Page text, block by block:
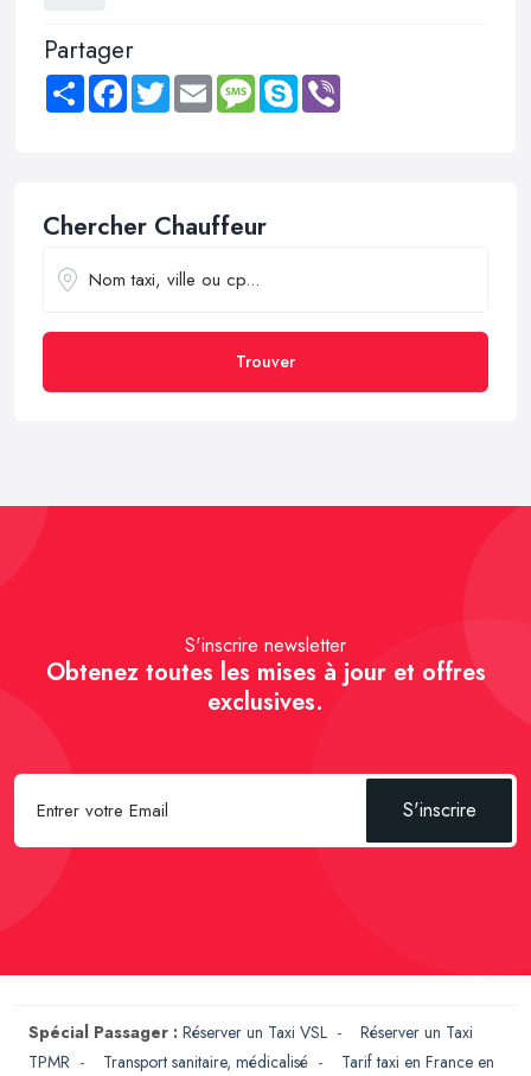
Partager
Share FacebookTwitter Email MessageSkype
Chercher Chauffeur
Trouver
S'inscrire newsletter
Obtenez toutes les mises à jour et offres
exclusives.
S'inscrire
Spécial Passager : Réserver un Taxi VSL - Réserver un Taxi
TPMR - Transport sanitaire, médicalisé - Tarif taxi en France en